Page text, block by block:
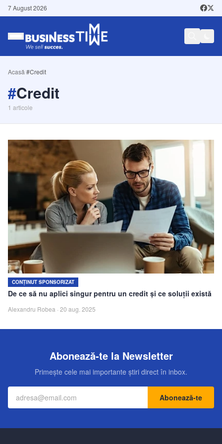
7 August 2026
Echipa
Contact
Acasă/#Credit
#Credit
1 articole
CONȚINUT SPONSORIZAT
De ce să nu aplici singur pentru un credit și ce soluții există
Alexandru Robea · 20 aug. 2025
Abonează-te la Newsletter
Primește cele mai importante știri direct în inbox.
Abonează-te